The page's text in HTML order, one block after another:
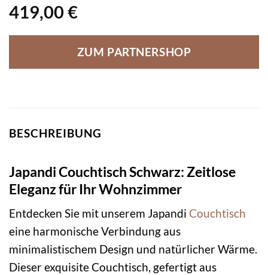
419,00 €
ZUM PARTNERSHOP
BESCHREIBUNG
Japandi Couchtisch Schwarz: Zeitlose
Eleganz für Ihr Wohnzimmer
Entdecken Sie mit unserem Japandi Couchtisch
eine harmonische Verbindung aus
minimalistischem Design und natürlicher Wärme.
Dieser exquisite Couchtisch, gefertigt aus